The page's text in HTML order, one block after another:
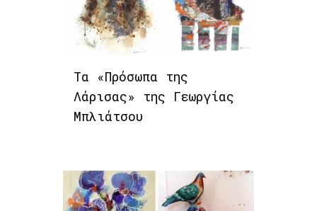
Τα «Πρόσωπα της
Λάρισας» της Γεωργίας
Μπλιάτσου